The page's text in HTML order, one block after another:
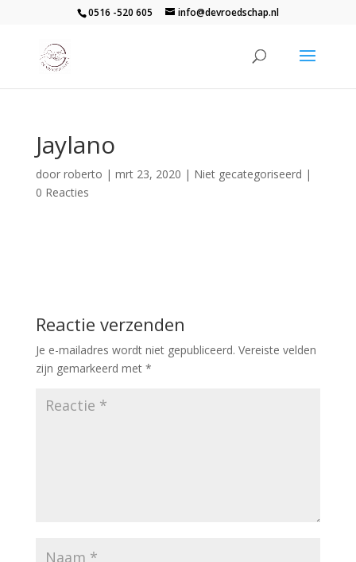
0516 -520 605 info@devroedschap.nl
Jaylano
door roberto | mrt 23, 2020 | Niet gecategoriseerd |
0 Reacties
Reactie verzenden
Je e-mailadres wordt niet gepubliceerd. Vereiste velden
zijn gemarkeerd met *